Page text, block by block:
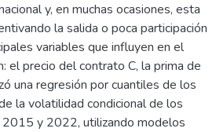
y, en muchas ocasiones, esta
la salida o poca participación
variables que influyen en el
el precio del contrato C, la prima de
una regresión por cuantiles de los
la volatilidad condicional de los
y 2022, utilizando modelos